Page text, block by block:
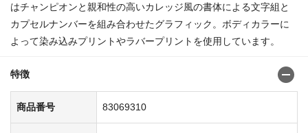
はチャンピオンと親和性の高いカレッジ風の書体による文字組と
カプセルナンバーを組み合わせたグラフィック。ボディカラーに
よって染み込みプリントやラバープリントを使用しています。
特徴
商品番号 83069310